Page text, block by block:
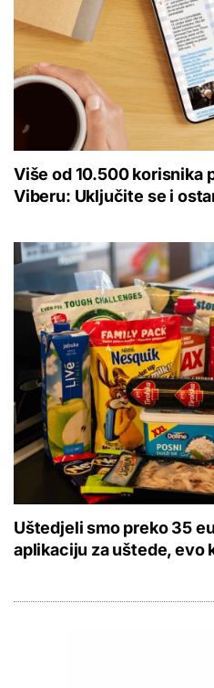
Više od 10.500 korisnika
Viberu: Uključite se i
Uštedjeli smo preko 35
aplikaciju za uštede, evo